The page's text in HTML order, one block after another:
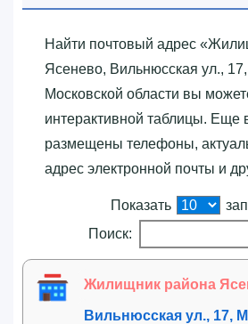
Найти почтовый адрес
Ясенево, Вильнюсская ул.,
Московской области вы
интерактивной таблицы. Еще
размещены телефоны,
адрес электронной почты и
Показать
Поиск:
Жилищник района
Вильнюсская ул., 17,